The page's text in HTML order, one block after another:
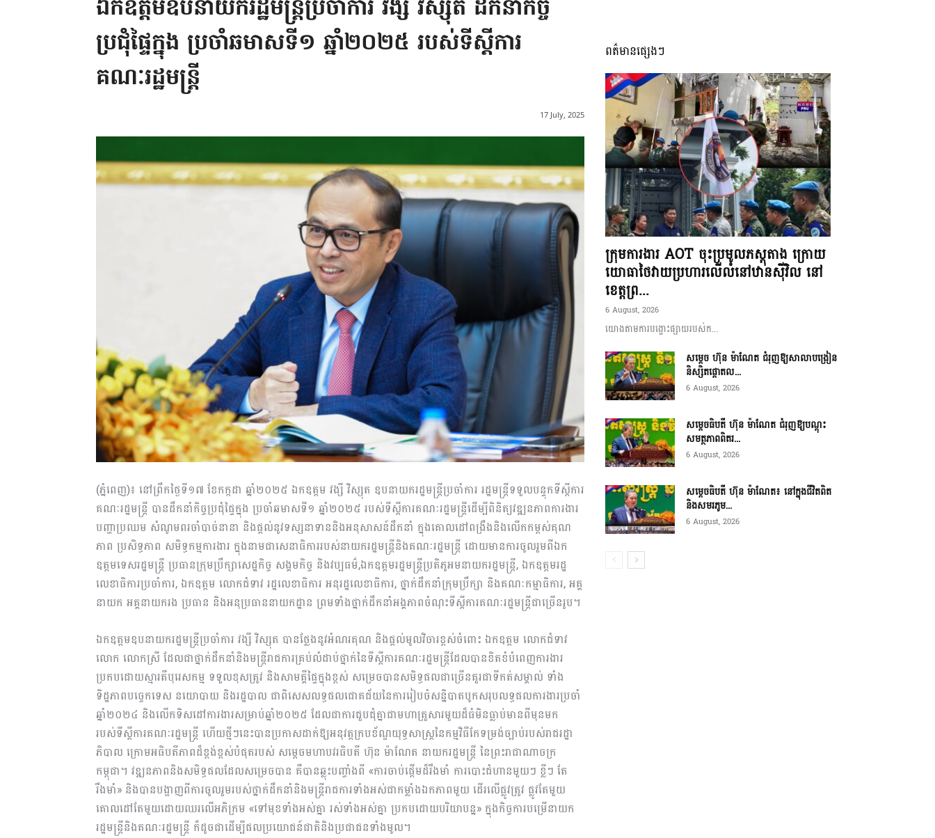
ភាព​
ព័ត៌មាន​
និង
ប្រតិកម្ម
រហ័ស
ឯកឧត្តមឧបនាយករដ្ឋមន្រ្តីប្រចាំការ វង្សី វិស្សុត ដឹកនាំកិច្ច
ប្រជុំផ្ទៃក្នុង ប្រចាំឆមាសទី១ ឆ្នាំ២០២៥ របស់ទីស្តីការ​​
គណៈរដ្ឋមន្រ្តី
17 July, 2025
(ភ្នំពេញ)៖ នៅព្រឹកថ្ងៃទី១៧ ខែកក្កដា ឆ្នាំ២០២៥ ឯកឧត្តម វង្សី វិស្សុត ឧបនាយករដ្ឋមន្រ្តីប្រចាំការ រដ្ឋមន្រ្តីទទួលបន្ទុកទីស្តីការ
គណៈរដ្ឋមន្រ្តី បានដឹកនាំកិច្ចប្រជុំផ្ទៃក្នុង ប្រចាំឆមាសទី១ ឆ្នាំ២០២៥ របស់ទីស្ដីការគណៈរដ្ឋមន្រ្តីដើម្បីពិនិត្យវឌ្ឍនភាពការងារ
បញ្ហាប្រឈម សំណូមពរចាំបាច់នានា និងផ្តល់នូវទស្សនទាន​និងអនុសាសន៍ដឹកនាំ ក្នុងគោលដៅពង្រឹងនិងលើកកម្ពស់គុណ
ភាព ប្រសិទ្ធភាព សមិទ្ធកម្មការងារ ក្នុងនាមជាសេនាធិការរបស់នាយករដ្ឋមន្ត្រីនិងគណៈរដ្ឋមន្រ្តី ដោយមានការចូលរួមពីឯក
ឧត្តមទេសរដ្ឋមន្ត្រី ប្រធានក្រុមប្រឹក្សាសេដ្ឋកិច្ច សង្គមកិច្ច និងវប្បធម៌,ឯកឧត្តម​រដ្ឋមន្រ្តីប្រតិភូអមនាយករដ្ឋមន្រ្តី, ឯកឧត្ដមរដ្ឋ
លេខាធិការប្រចាំការ, ឯកឧត្តម លោកជំទាវ រដ្ឋលេខាធិការ អនុរដ្ឋលេខាធិការ, ថ្នាក់ដឹកនាំក្រុមប្រឹក្សា និងគណៈកម្មាធិការ,អគ្គ
នាយក អគ្គនាយករង ប្រធាន និងអនុប្រធាននាយកដ្ឋាន ព្រមទាំង​ថ្នាក់ដឹកនាំអង្គភាពចំណុះទីស្ដីការគណៈរដ្ឋមន្ត្រីជាច្រើនរូប។
ឯកឧត្តមឧបនាយករដ្ឋមន្ត្រីប្រចាំការ វង្សី វិស្សុត បានថ្លែងនូវអំណរគុណ និងផ្ដល់មូលវិចារខ្ពស់ចំពោះ ឯកឧត្តម លោកជំទាវ
លោក លោកស្រី ដែលជាថ្នាក់ដឹកនាំនិងមន្ត្រីរាជការគ្រប់លំដាប់ថ្នាក់នៃទីស្ដីការគណៈរដ្ឋមន្ត្រីដែលបានខិតខំបំពេញការងារ
ប្រកបដោយស្មារតីបុរេសកម្ម ទទួលខុសត្រូវ និងសាមគ្គីផ្ទៃក្នុងខ្ពស់ សម្រេចបានសមិទ្ធផលជាច្រើនគួរជាទីកត់សម្គាល់ ទាំង
ទិដ្ឋភាពបច្ចេកទេស នយោបាយ និងរដ្ឋបាល ជាពិសេសលទ្ធផលជោគជ័យនៃការរៀបចំសន្និបាតបូកសរុបលទ្ធផលការងារប្រចាំ
ឆ្នាំ២០២៤ និងលើកទិសដៅ​ការងារសម្រាប់ឆ្នាំ២០២៥ ដែលជាការជួបជុំគ្នាជាមហាគ្រួសារមួយដ៏ធំមិនធ្លាប់​មានពីមុនមក
របស់ទីស្ដីការគណៈរដ្ឋមន្រ្តី ហើយថ្មីៗនេះបានប្រកាសដាក់ឱ្យអនុវត្តក្របខ័ណ្ឌយុទ្ធសាស្ត្រនៃកម្មវិធីកែទម្រង់ច្បាប់របស់រាជរដ្ឋា
ភិបាល ក្រោមអធិបតីភាពដ៏ខ្ពង់ខ្ពស់បំផុតរបស់ សម្ដេចមហាបវរធិបតី ហ៊ុន ម៉ាណែត នាយករដ្ឋមន្ត្រី នៃព្រះរាជាណាចក្រ
កម្ពុជា។ វឌ្ឍនភាពនិងសមិទ្ធផលដែលសម្រេចបាន គឺបានឆ្លុះបញ្ចាំងពី «ការចាប់ផ្ដើមដ៏រឹងមាំ ការបោះជំហានមួយៗ ខ្លីៗ តែ
រឹងមាំ» និងបានបង្ហាញពីការចូលរួមរបស់ថ្នាក់ដឹកនាំនិងមន្ត្រីរាជការទាំងអស់ជាកម្លាំងឯកភាពមួយ ដើរលើផ្លូវត្រូវ ផ្លូវតែមួយ
គោលដៅតែមួយដោយឈរលើ​អភិក្រម «ទៅមុខ​ទាំងអស់គ្នា រស់ទាំងអស់គ្នា ប្រកបដោយបរិយាបន្ន» ក្នុងកិច្ចការបម្រើនាយក​
រដ្ឋមន្ត្រីនិងគណៈ​រដ្ឋមន្ត្រី ក៏ដូចជាដើម្បីផលប្រយោជន៍ជាតិនិងប្រជាជន​ទាំងមូល។
ពត៌មានផ្សេងៗ
ក្រុមការងារ AOT ចុះប្រមូលភស្តុតាង ក្រោយ
យោធាថៃវាយប្រហារលើលំនៅឋានស៊ីវិល នៅ
ខេត្តព្រ...
6 August, 2026
យោងតាមការបង្ហោះផ្សាយរបស់ក...
សម្តេច ហ៊ុន ម៉ាណែត ជំរុញឱ្យសាលាបង្រៀន
និស្សិតផ្តោតល...
6 August, 2026
សម្តេចធិបតី ហ៊ុន ម៉ាណែត ជំរុញឱ្យបណ្តុះ
សមត្ថភាពពិតរ...
6 August, 2026
សម្តេចធិបតី ហ៊ុន ម៉ាណែត៖ នៅក្នុងជីវិតពិត
និងសមរភូម...
6 August, 2026